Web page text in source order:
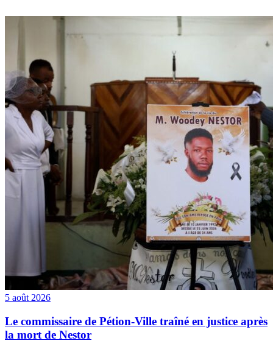
5 août 2026
Le commissaire de Pétion-Ville traîné en justice après
la mort de Nestor